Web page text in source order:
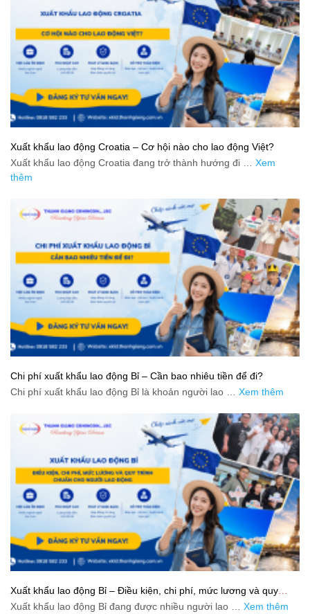
Xuất khẩu lao động Croatia – Cơ hội nào cho lao động Việt?
Xuất khẩu lao động Croatia đang trở thành hướng đi … Xem
thêm
Chi phí xuất khẩu lao động Bỉ – Cần bao nhiêu tiền để đi?
Chi phí xuất khẩu lao động Bỉ là khoản người lao … Xem thêm
Xuất khẩu lao động Bỉ – Điều kiện, chi phí, mức lương và quy
trình chuẩn cho người lao động
Xuất khẩu lao động Bỉ đang được nhiều người lao … Xem thêm